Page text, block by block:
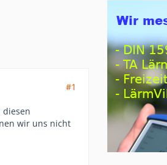
#1
diesen
wir uns nicht